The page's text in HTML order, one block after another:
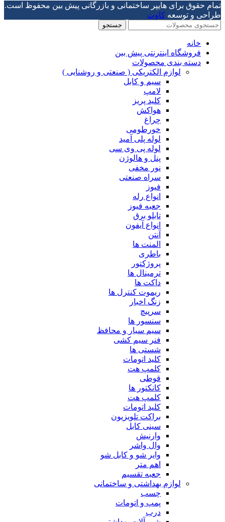
تمام حقوق برای هایپر ساختمانی و بازرگانی پیش بین محفوظ است.
طراحی و توسعه کاوت
جستجو
خانه
فروشگاه اینترنتی پیش بین
دسته بندی محصولات
لوازم الکتریکی ( صنعتی و روشنایی )
سیم و کابل
لامپ
کلید پریز
هواکش
چراغ
خورطومی
لوله پلی آمید
لوله پی وی سی
پنل و هالوژن
نور مخفی
سراه صنعتی
فیوز
انواع رله
جعبه فیوز
تابلو برق
انواع آیفون
آنتن
المنت ها
باطری
پروژکتور
ترمینال ها
داکت ها
ریموت کنترل ها
زنگ اخبار
سرپیچ
سنسور ها
سیم سیار و محافظ
فنر سیم کشی
شستی ها
کلید اتومات
کلمپ هت
قوطی
کانکتور ها
کلمپ هت
کلید اتومات
براکت تلویزیون
سینی کابل
وارنیش
وال واشر
وایر شو و کابل شو
اهم متر
جعبه تقسیم
لوازم بهداشتی و ساختمانی
چسب
پمپ و اتومات
درب